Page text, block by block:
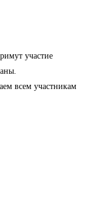
участие
всем участникам